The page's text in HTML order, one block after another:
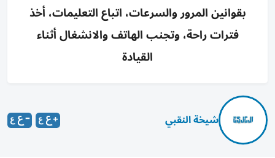
بقوانين المرور والسرعات، اتباع التعليمات، أخذ
فترات راحة، وتجنب الهاتف والانشغال أثناء
القيادة
شيخة النقبي